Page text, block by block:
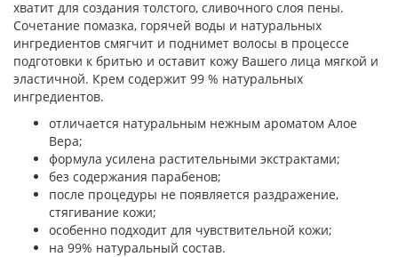
хватит для создания толстого, сливочного слоя пены.
Сочетание помазка, горячей воды и натуральных
ингредиентов смягчит и поднимет волосы в процессе
подготовки к бритью и оставит кожу Вашего лица мягкой и
эластичной. Крем содержит 99 % натуральных
ингредиентов.
отличается натуральным нежным ароматом Алое
Вера;
формула усилена растительными экстрактами;
без содержания парабенов;
после процедуры не появляется раздражение,
стягивание кожи;
особенно подходит для чувствительной кожи;
на 99% натуральный состав.